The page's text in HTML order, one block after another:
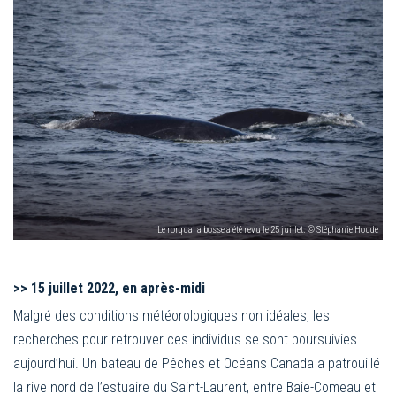
Le rorqual a bosse a été revu le 25 juillet. © Stéphanie Houde
>> 15 juillet 2022, en après-midi
Malgré des conditions météorologiques non idéales, les
recherches pour retrouver ces individus se sont poursuivies
aujourd’hui. Un bateau de Pêches et Océans Canada a patrouillé
la rive nord de l’estuaire du Saint-Laurent, entre Baie-Comeau et